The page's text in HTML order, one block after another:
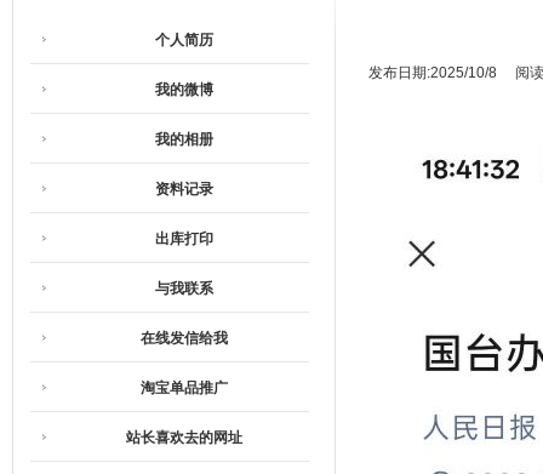
发布日期:2025/10/8 阅
个人简历
我的微博
我的相册
资料记录
出库打印
与我联系
在线发信给我
淘宝单品推广
站长喜欢去的网址